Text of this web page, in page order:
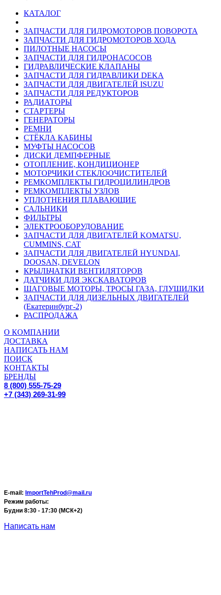
КАТАЛОГ
ЗАПЧАСТИ ДЛЯ ГИДРОМОТОРОВ ПОВОРОТА
ЗАПЧАСТИ ДЛЯ ГИДРОМОТОРОВ ХОДА
ПИЛОТНЫЕ НАСОСЫ
ЗАПЧАСТИ ДЛЯ ГИДРОНАСОСОВ
ГИДРАВЛИЧЕСКИЕ КЛАПАНЫ
ЗАПЧАСТИ ДЛЯ ГИДРАВЛИКИ DEKA
ЗАПЧАСТИ ДЛЯ ДВИГАТЕЛЕЙ ISUZU
ЗАПЧАСТИ ДЛЯ РЕДУКТОРОВ
РАДИАТОРЫ
СТАРТЕРЫ
ГЕНЕРАТОРЫ
РЕМНИ
СТЁКЛА КАБИНЫ
МУФТЫ НАСОСОВ
ДИСКИ ДЕМПФЕРНЫЕ
ОТОПЛЕНИЕ, КОНДИЦИОНЕР
МОТОРЧИКИ СТЕКЛООЧИСТИТЕЛЕЙ
РЕМКОМПЛЕКТЫ ГИДРОЦИЛИНДРОВ
РЕМКОМПЛЕКТЫ УЗЛОВ
УПЛОТНЕНИЯ ПЛАВАЮЩИЕ
САЛЬНИКИ
ФИЛЬТРЫ
ЭЛЕКТРООБОРУДОВАНИЕ
ЗАПЧАСТИ ДЛЯ ДВИГАТЕЛЕЙ KOMATSU,
CUMMINS, CAT
ЗАПЧАСТИ ДЛЯ ДВИГАТЕЛЕЙ HYUNDAI,
DOOSAN, DEVELON
КРЫЛЬЧАТКИ ВЕНТИЛЯТОРОВ
ДАТЧИКИ ДЛЯ ЭКСКАВАТОРОВ
ШАГОВЫЕ МОТОРЫ, ТРОСЫ ГАЗА, ГЛУШИЛКИ
ЗАПЧАСТИ ДЛЯ ДИЗЕЛЬНЫХ ДВИГАТЕЛЕЙ
(Екатеринбург-2)
РАСПРОДАЖА
О КОМПАНИИ
ДОСТАВКА
НАПИСАТЬ НАМ
ПОИСК
КОНТАКТЫ
БРЕНДЫ
8 (800) 555-75-29
+7 (343) 269-31-99
E-mail: ImportTehProd@mail.ru
Режим работы:
Будни 8:30 - 17:30 (МСК+2)
Написать нам